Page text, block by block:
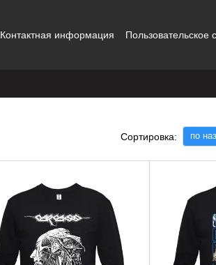
Контактная информация Пользовательское
Сортировка: по